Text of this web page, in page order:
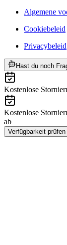
Algemene
Cookiebeleid
Privacybeleid
Hast du noch
Kostenlose
Kostenlose
ab
Verfügbarkeit prüfen